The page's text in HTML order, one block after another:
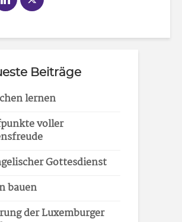
Beiträge
lernen
voller
Gottesdienst
bauen
der Luxemburger